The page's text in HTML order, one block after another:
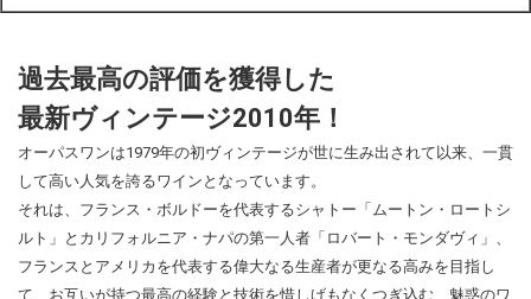
過去最高の評価を獲得した
最新ヴィンテージ2010年！
オーパスワンは1979年の初ヴィンテージが世に生み出されて以来、一貫
して高い人気を誇るワインとなっています。
それは、フランス・ボルドーを代表するシャトー「ムートン・ロートシ
ルト」とカリフォルニア・ナパの第一人者「ロバート・モンダヴィ」、
フランスとアメリカを代表する偉大なる生産者が更なる高みを目指し
て、お互いが持つ最高の経験と技術を惜しげもなくつぎ込む、魅惑のワ